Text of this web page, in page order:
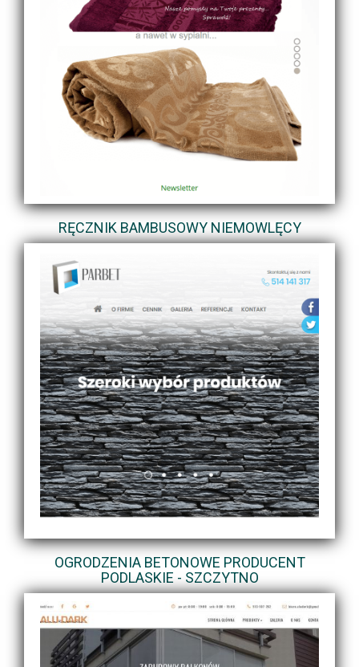
RĘCZNIK BAMBUSOWY NIEMOWLĘCY
OGRODZENIA BETONOWE PRODUCENT
PODLASKIE - SZCZYTNO